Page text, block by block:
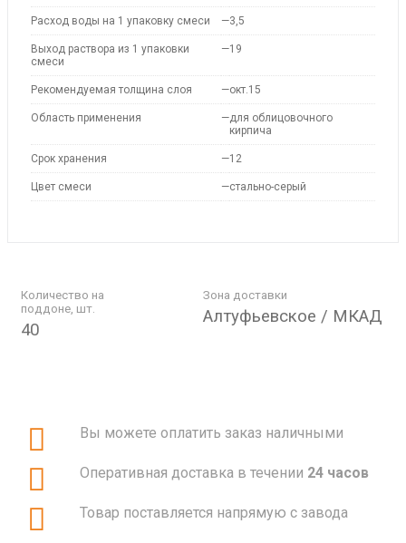
Расход воды на 1 упаковку смеси —3,5
Выход раствора из 1 упаковки
смеси
—19
Рекомендуемая толщина слоя —окт.15
Область применения —для облицовочного
кирпича
Срок хранения —12
Цвет смеси —стально-серый
Количество на
поддоне, шт.
40
Зона доставки
Алтуфьевское / МКАД
Вы можете оплатить заказ наличными
Оперативная доставка в течении 24 часов
Товар поставляется напрямую с завода